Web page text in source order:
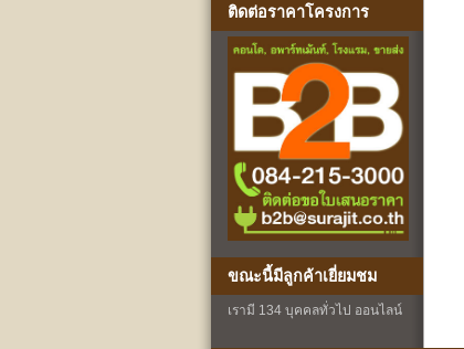
ติดต่อราคาโครงการ
ขณะนี้มีลูกค้าเยี่ยมชม
เรามี 134 บุคคลทั่วไป ออนไลน์